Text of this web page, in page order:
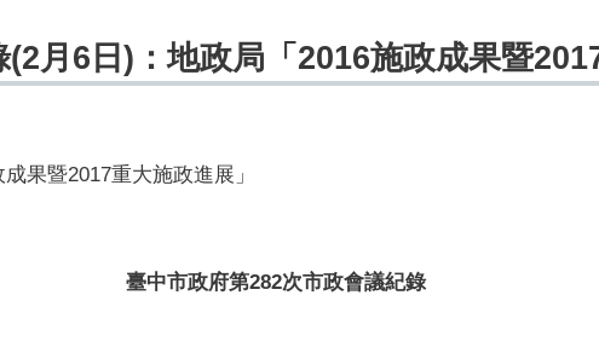
月6日)：地政局「2016施政成果暨
果暨2017重大施政進展」
臺中市政府第282次市政會議紀錄